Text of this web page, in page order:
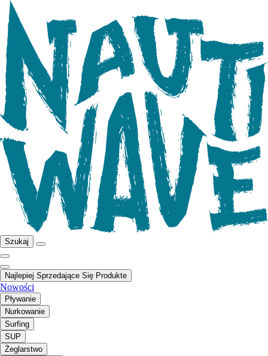
Szukaj
Najlepiej Sprzedające Się Produkte
Nowości
Pływanie
Nurkowanie
Surfing
SUP
Żeglarstwo